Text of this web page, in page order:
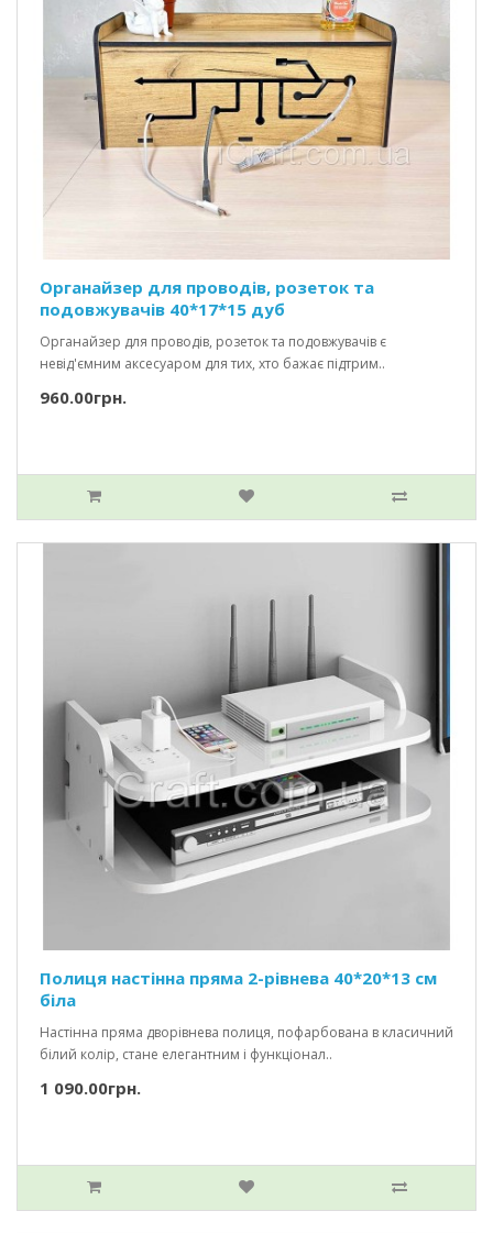
Органайзер для проводів, розеток та
подовжувачів 40*17*15 дуб
Органайзер для проводів, розеток та подовжувачів є
невід'ємним аксесуаром для тих, хто бажає підтрим..
960.00грн.
Полиця настінна пряма 2-рівнева 40*20*13 см
біла
Настінна пряма дворівнева полиця, пофарбована в класичний
білий колір, стане елегантним і функціонал..
1 090.00грн.